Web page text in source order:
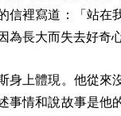
信裡寫道：「站在
為長大而失去好奇
身上體現。他從來
事情和說故事是他